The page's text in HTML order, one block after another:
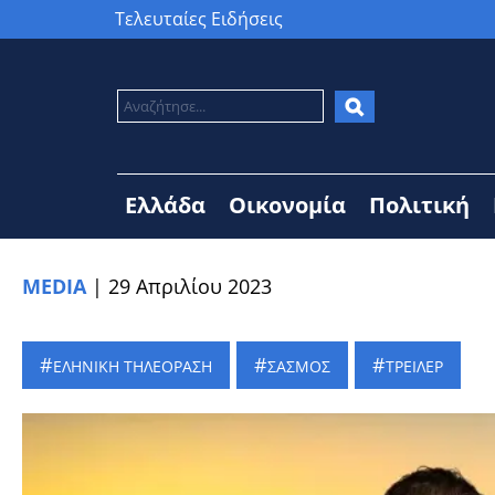
Τελευταίες Ειδήσεις
Ελλάδα Οικονομία Πολιτική
MEDIA| 29 Απριλίου 2023
ΕΛΗΝΙΚΗ ΤΗΛΕΟΡΑΣΗ ΣΑΣΜΟΣ ΤΡΕΙΛΕΡ